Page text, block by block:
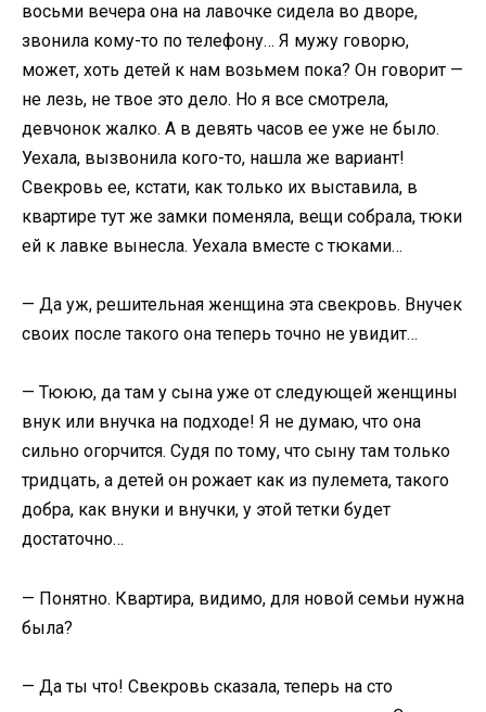
восьми вечера она на лавочке сидела во дворе,
звонила кому-то по телефону… Я мужу говорю,
может, хоть детей к нам возьмем пока? Он говорит —
не лезь, не твое это дело. Но я все смотрела,
девчонок жалко. А в девять часов ее уже не было.
Уехала, вызвонила кого-то, нашла же вариант!
Свекровь ее, кстати, как только их выставила, в
квартире тут же замки поменяла, вещи собрала, тюки
ей к лавке вынесла. Уехала вместе с тюками…
— Да уж, решительная женщина эта свекровь. Внучек
своих после такого она теперь точно не увидит…
— Тююю, да там у сына уже от следующей женщины
внук или внучка на подходе! Я не думаю, что она
сильно огорчится. Судя по тому, что сыну там только
тридцать, а детей он рожает как из пулемета, такого
добра, как внуки и внучки, у этой тетки будет
достаточно…
— Понятно. Квартира, видимо, для новой семьи нужна
была?
— Да ты что! Свекровь сказала, теперь на сто